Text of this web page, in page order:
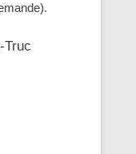
Truc